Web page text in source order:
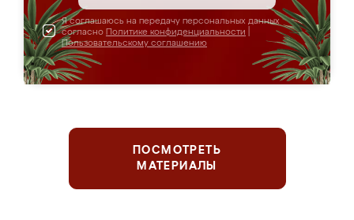
Я соглашаюсь на передачу персональных данных
согласно Политике конфиденциальности
Пользовательскому соглашению
ПОСМОТРЕТЬ
МАТЕРИАЛЫ